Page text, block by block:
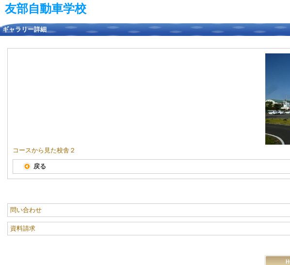
友部自動車学校
ギャラリー詳細
コースから見た校舎２
戻る
問い合わせ
資料請求